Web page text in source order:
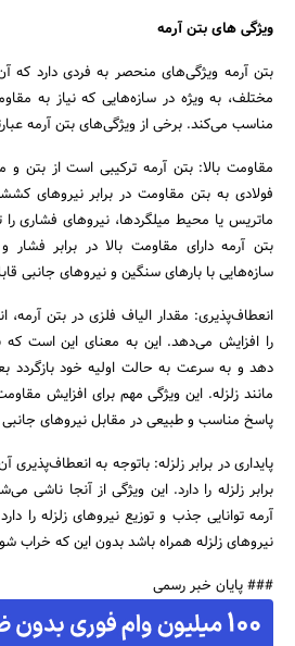
ویژگی های بتن آرمه
بتن آرمه ویژگی‌های منحصر به فردی دارد که
مختلف، به ویژه در سازه‌هایی که نیاز به
مناسب می‌کند. برخی از ویژگی‌های بتن آرمه
مقاومت بالا: بتن آرمه ترکیبی است از بتن و
فولادی به بتن مقاومت در برابر نیروهای
ماتریس یا محیط میلگردها، نیروهای فشاری
بتن آرمه دارای مقاومت بالا در برابر
سازه‌هایی با بارهای سنگین و نیروهای جانبی
انعطاف‌پذیری: مقدار الیاف فلزی در بتن آرمه،
را افزایش می‌دهد. این به معنای این است که
دهد و به سرعت به حالت اولیه خود بازگردد
مانند زلزله. این ویژگی مهم برای افزایش
پاسخ مناسب و طبیعی در مقابل نیروهای
پایداری در برابر زلزله: باتوجه به انعطاف‌پذیری
برابر زلزله را دارد. این ویژگی از آنجا ناشی
آرمه توانایی جذب و توزیع نیروهای زلزله را
نیروهای زلزله همراه باشد بدون این که خراب
### پایان خبر رسمی